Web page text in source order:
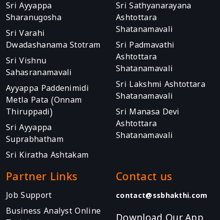
Sri Ayyappa
Sharanugosha
Sri Varahi
Dwadashanama Stotram
Sri Vishnu
Sahasranamavali
Ayyappa Paddenimidi
Metla Pata (Onnam
Thiruppadi)
Sri Ayyappa
Suprabhatham
Sri Kiratha Ashtakam
Sri Sathyanarayana
Ashtottara
Shatanamavali
Sri Padmavathi
Ashtottara
Shatanamavali
Sri Lakshmi Ashtottara
Shatanamavali
Sri Manasa Devi
Ashtottara
Shatanamavali
Partner Links
Job Support
Business Analyst Online
Contact us
contact@ssbhakthi.com